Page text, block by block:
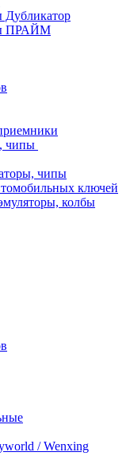
Дубликатор
ПРАЙМ
чипы
чипы
ключей
колбы
/ Wenxing